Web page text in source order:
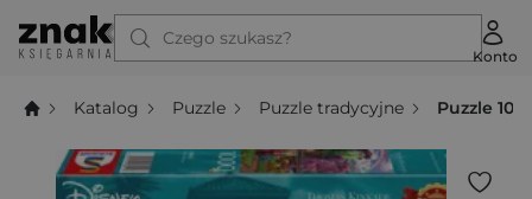
Czego szukasz?
Konto
Katalog Puzzle Puzzle tradycyjne Puzzle